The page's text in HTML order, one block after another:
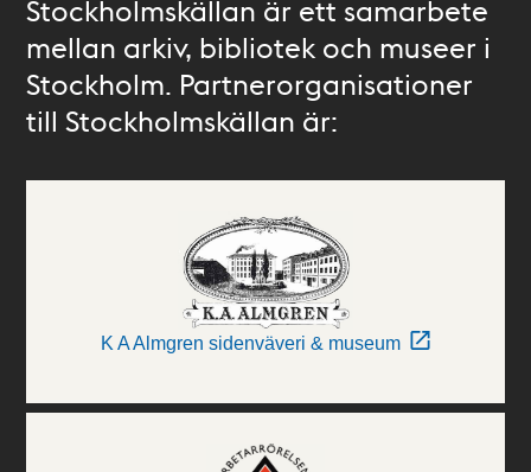
Stockholmskällan är ett samarbete
mellan arkiv, bibliotek och museer i
Stockholm. Partnerorganisationer
till Stockholmskällan är:
K A Almgren sidenväveri & museum